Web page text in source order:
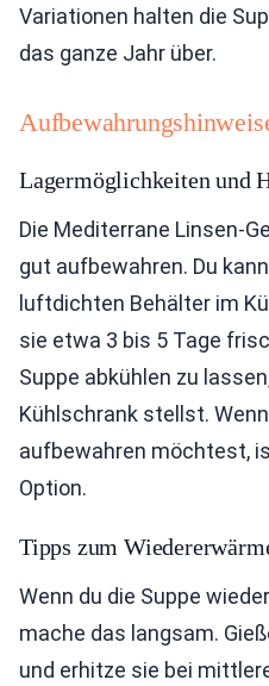
Variationen halten die
das ganze Jahr über.
Lagermöglichkeiten und
Die Mediterrane Linsen-
gut aufbewahren. Du
luftdichten Behälter im
sie etwa 3 bis 5 Tage
Suppe abkühlen zu
Kühlschrank stellst.
aufbewahren möchtest,
Option.
Tipps zum
Wenn du die Suppe
mache das langsam.
und erhitze sie bei